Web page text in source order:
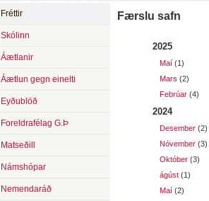
Fréttir
Skólinn
Áætlanir
Áætlun gegn einelti
Eyðublöð
Foreldrafélag G.Þ
Matseðill
Námshópar
Nemendaráð
Færslu safn
2025
Maí (1)
Mars (2)
Febrúar (4)
2024
Desember (2)
Nóvember (3)
Október (3)
ágúst (1)
Maí (2)